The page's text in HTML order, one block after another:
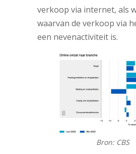
verkoop via internet, als
waarvan de verkoop via
een nevenactiviteit is.
Bron: CBS